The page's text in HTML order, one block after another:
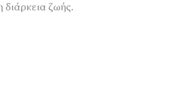
ζωής.